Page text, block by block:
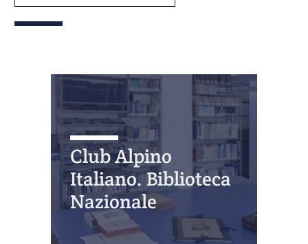
Club Alpino
Italiano. Biblioteca
Nazionale